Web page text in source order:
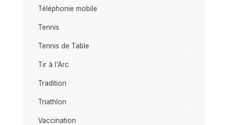
Téléphonie mobile
Tennis
Tennis de Table
Tir à l'Arc
Tradition
Triathlon
Vaccination